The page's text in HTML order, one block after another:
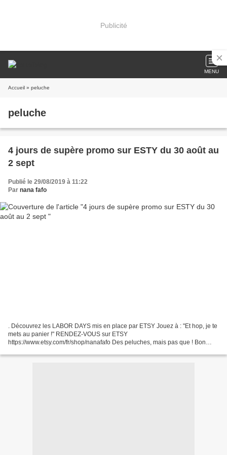
Publicité
MENU
Accueil » peluche
peluche
4 jours de supère promo sur ESTY du 30 août au
2 sept
Publié le 29/08/2019 à 11:22
Par nana fafo
. Découvrez les LABOR DAYS mis en place par ETSY Jouez à : "Et hop, je te
mets au panier !" RENDEZ-VOUS sur ETSY
https://www.etsy.com/fr/shop/nanafafo Des peluches, mais pas que ! Bon